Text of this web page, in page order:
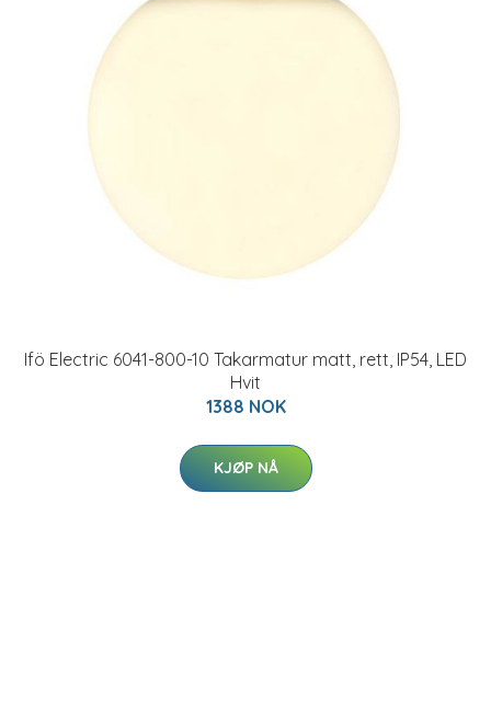
Ifö Electric 6041-800-10 Takarmatur matt, rett, IP54, LED
Hvit
1388 NOK
KJØP NÅ